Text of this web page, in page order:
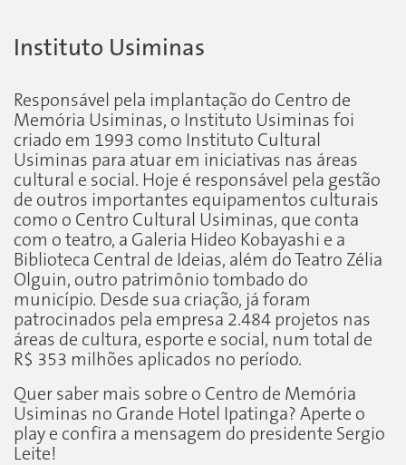
Instituto Usiminas
Responsável pela implantação do Centro de
Memória Usiminas, o Instituto Usiminas foi
criado em 1993 como Instituto Cultural
Usiminas para atuar em iniciativas nas áreas
cultural e social. Hoje é responsável pela gestão
de outros importantes equipamentos culturais
como o Centro Cultural Usiminas, que conta
com o teatro, a Galeria Hideo Kobayashi e a
Biblioteca Central de Ideias, além do Teatro Zélia
Olguin, outro patrimônio tombado do
município. Desde sua criação, já foram
patrocinados pela empresa 2.484 projetos nas
áreas de cultura, esporte e social, num total de
R$ 353 milhões aplicados no período.
Quer saber mais sobre o Centro de Memória
Usiminas no Grande Hotel Ipatinga? Aperte o
play e confira a mensagem do presidente Sergio
Leite!